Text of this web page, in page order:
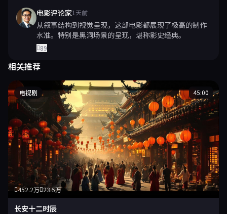
电影评论家1天前
从叙事结构到视觉呈现，这部电影都展现了极高的制作
水准。特别是黑洞场景的呈现，堪称影史经典。
89
相关推荐
电视剧 45:00
452.2万 23.5万
长安十二时辰